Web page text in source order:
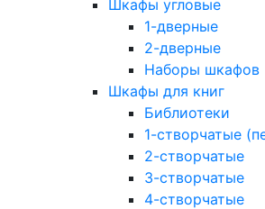
Шкафы угловые
1-дверные
2-дверные
Наборы шкафов
Шкафы для книг
Библиотеки
1-створчатые
2-створчатые
3-створчатые
4-створчатые